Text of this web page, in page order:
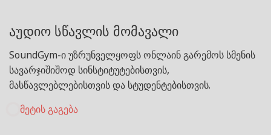
აუდიო სწავლის მომავალი
SoundGym-ი უზრუნველყოფს ონლაინ გარემოს სმენის
სავარჯიშიშოდ სინსტიტუტებისთვის,
მასწავლებლებისთვის და სტუდენტებისთვის.
მეტის გაგება